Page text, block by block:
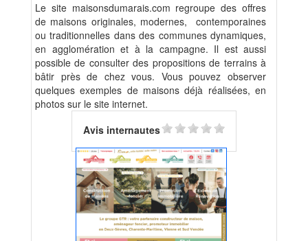
Le site maisonsdumarais.com regroupe des offres
de maisons originales, modernes, contemporaines
ou traditionnelles dans des communes dynamiques,
en agglomération et à la campagne. Il est aussi
possible de consulter des propositions de terrains à
bâtir près de chez vous. Vous pouvez observer
quelques exemples de maisons déjà réalisées, en
photos sur le site internet.
Avis internautes